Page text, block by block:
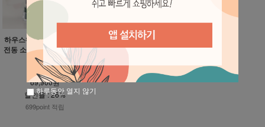
하우스웨어 키텐실 충전식
전동 소금 후추 그라인더 2
P+받침대
94,300원
69,900원
할인율 : 26%
699point 적립
하루동안 열지 않기